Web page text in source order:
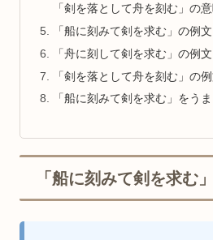
「剣を落として舟を刻む」の
「船に刻みて剣を求む」の例文
「舟に刻して剣を求む」の例文
「剣を落として舟を刻む」の
「船に刻みて剣を求む」をう
「船に刻みて剣を求む